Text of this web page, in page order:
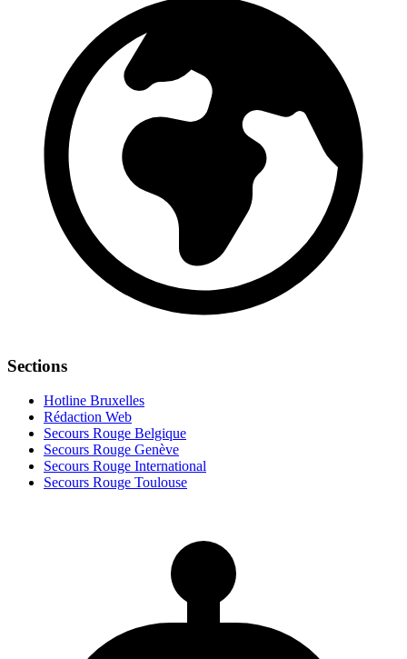
Sections
Hotline Bruxelles
Rédaction Web
Secours Rouge Belgique
Secours Rouge Genève
Secours Rouge International
Secours Rouge Toulouse